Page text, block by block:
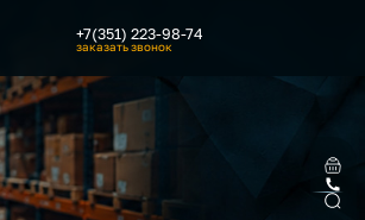
+7(351) 223-98-74
заказать звонок